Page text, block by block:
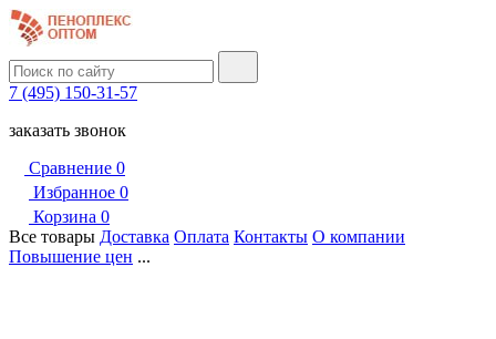
7 (495) 150-31-57
заказать звонок
Сравнение 0
Избранное 0
Корзина 0
Все товары Доставка Оплата Контакты О компании
Повышение цен ...